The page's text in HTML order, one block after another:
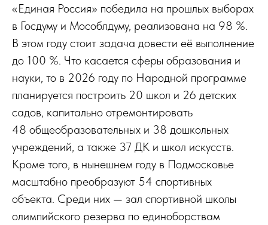
«Единая Россия» победила на прошлых выборах
в Госдуму и Мособлдуму, реализована на 98 %.
В этом году стоит задача довести её выполнение
до 100 %. Что касается сферы образования и
науки, то в 2026 году по Народной программе
планируется построить 20 школ и 26 детских
садов, капитально отремонтировать
48 общеобразовательных и 38 дошкольных
учреждений, а также 37 ДК и школ искусств.
Кроме того, в нынешнем году в Подмосковье
масштабно преобразуют 54 спортивных
объекта. Среди них — зал спортивной школы
олимпийского резерва по единоборствам